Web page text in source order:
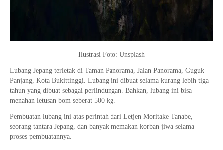
Ilustrasi Foto: Unsplash
Lubang Jepang terletak di Taman Panorama, Jalan Panorama, Guguk
Panjang, Kota Bukittinggi. Lubang ini dibuat selama kurang lebih tiga
tahun yang dibuat sebagai perlindungan. Bahkan, lubang ini bisa
menahan letusan bom seberat 500 kg.
Pembuatan lubang ini atas perintah dari Letjen Moritake Tanabe,
seorang tantara Jepang, dan banyak memakan korban jiwa selama
proses pembuatannya.